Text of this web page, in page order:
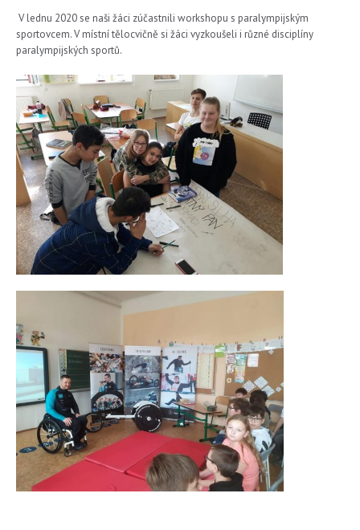
V lednu 2020 se naši žáci zúčastnili workshopu s paralympijským
sportovcem. V místní tělocvičně si žáci vyzkoušeli i různé disciplíny
paralympijských sportů.